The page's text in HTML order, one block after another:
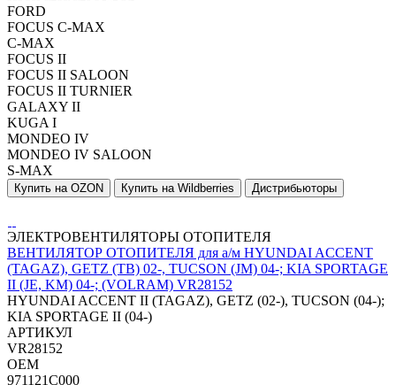
FORD
FOCUS C-MAX
C-MAX
FOCUS II
FOCUS II SALOON
FOCUS II TURNIER
GALAXY II
KUGA I
MONDEO IV
MONDEO IV SALOON
S-MAX
Купить на OZON Купить на Wildberries Дистрибьюторы
ЭЛЕКТРОВЕНТИЛЯТОРЫ ОТОПИТЕЛЯ
ВЕНТИЛЯТОР ОТОПИТЕЛЯ для а/м HYUNDAI ACCENT
(TAGAZ), GETZ (TB) 02-, TUCSON (JM) 04-; KIA SPORTAGE
II (JE, KM) 04-; (VOLRAM) VR28152
HYUNDAI ACCENT II (TAGAZ), GETZ (02-), TUCSON (04-);
KIA SPORTAGE II (04-)
АРТИКУЛ
VR28152
OEM
971121C000